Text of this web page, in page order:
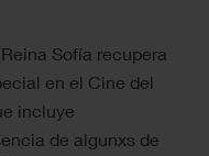
Sofía recupera
en el Cine del
incluye
de algunxs de